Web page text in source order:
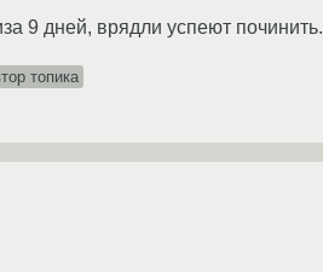
9 дней, врядли успеют починить.
топика